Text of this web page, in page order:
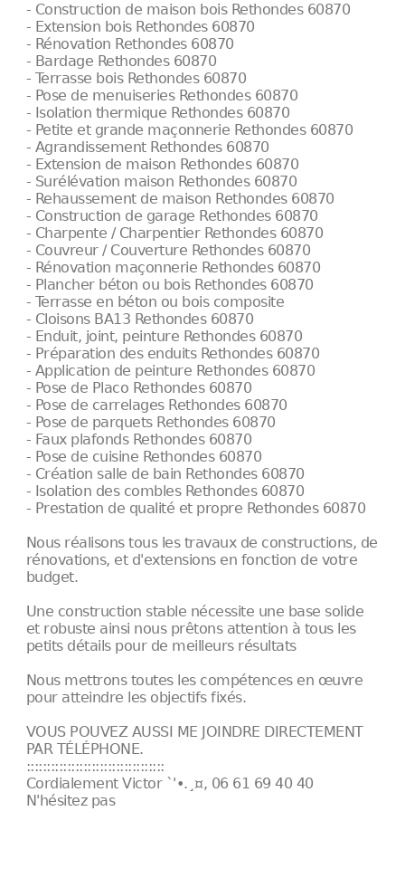
- Construction de maison bois Rethondes 60870
- Extension bois Rethondes 60870
- Rénovation Rethondes 60870
- Bardage Rethondes 60870
- Terrasse bois Rethondes 60870
- Pose de menuiseries Rethondes 60870
- Isolation thermique Rethondes 60870
- Petite et grande maçonnerie Rethondes 60870
- Agrandissement Rethondes 60870
- Extension de maison Rethondes 60870
- Surélévation maison Rethondes 60870
- Rehaussement de maison Rethondes 60870
- Construction de garage Rethondes 60870
- Charpente / Charpentier Rethondes 60870
- Couvreur / Couverture Rethondes 60870
- Rénovation maçonnerie Rethondes 60870
- Plancher béton ou bois Rethondes 60870
- Terrasse en béton ou bois composite
- Cloisons BA13 Rethondes 60870
- Enduit, joint, peinture Rethondes 60870
- Préparation des enduits Rethondes 60870
- Application de peinture Rethondes 60870
- Pose de Placo Rethondes 60870
- Pose de carrelages Rethondes 60870
- Pose de parquets Rethondes 60870
- Faux plafonds Rethondes 60870
- Pose de cuisine Rethondes 60870
- Création salle de bain Rethondes 60870
- Isolation des combles Rethondes 60870
- Prestation de qualité et propre Rethondes 60870
Nous réalisons tous les travaux de constructions, de
rénovations, et d'extensions en fonction de votre
budget.
Une construction stable nécessite une base solide
et robuste ainsi nous prêtons attention à tous les
petits détails pour de meilleurs résultats
Nous mettrons toutes les compétences en œuvre
pour atteindre les objectifs fixés.
VOUS POUVEZ AUSSI ME JOINDRE DIRECTEMENT
PAR TÉLÉPHONE.
::::::::::::::::::::::::::::::::::
Cordialement Victor `'•.¸¤, 06 61 69 40 40
N'hésitez pas